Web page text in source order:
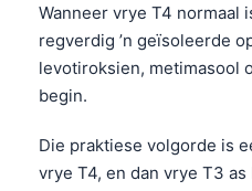
Wanneer vrye T4 normaal
regverdig ’n geïsoleerde
levotiroksien, metimasool
begin.
Die praktiese volgorde is
vrye T4, en dan vrye T3
Frysk